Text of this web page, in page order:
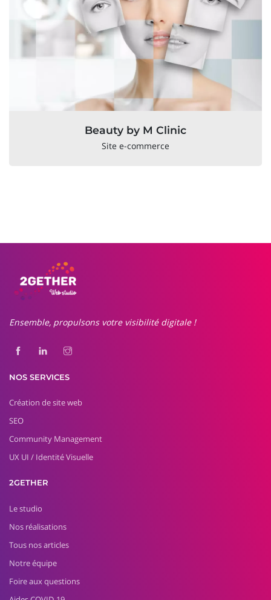
Beauty by M Clinic
Site e-commerce
Ensemble, propulsons votre visibilité digitale !
NOS SERVICES
Création de site web
SEO
Community Management
UX UI / Identité Visuelle
2GETHER
Le studio
Nos réalisations
Tous nos articles
Notre équipe
Foire aux questions